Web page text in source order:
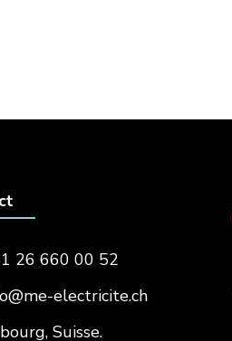
26 660 00 52
electricite.ch
Suisse.